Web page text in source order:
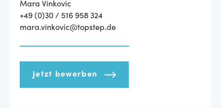
Mara Vinkovic
+49 (0)30 / 516 958 324
mara.vinkovic@topstep.de
Jetzt bewerben